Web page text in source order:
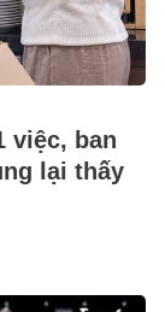
việc, ban
lại thấy